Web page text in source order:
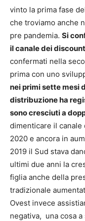
vinto la prima fase
che troviamo anche
pre pandemia. Si
il canale dei discount
confermati nella
prima con uno
nei primi sette mesi
distribuzione ha
sono cresciuti a
dimenticare il
2020 e ancora in
2019 il Sud stava
ultimi due anni la
figlia anche della
tradizionale
Ovest invece
negativa, una cosa a